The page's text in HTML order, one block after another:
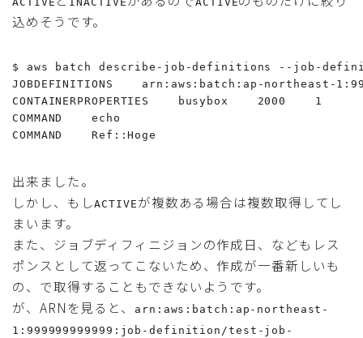
込めそうです。
$ aws batch describe-job-definitions --job-
JOBDEFINITIONS    arn:aws:batch:ap-
CONTAINERPROPERTIES    busybox    2000    1
COMMAND    echo
COMMAND    Ref::Hoge
出来ました。
しかし、もしACTIVE が複数ある場合は複数取得してし
まいます。
また、ジョブディフィニジョンの作成日、などもレス
ポンスとして返ってこないため、作成が一番新しいも
の、で取得することもできないようです。
が、ARNを見ると、
arn:aws:batch:ap-northeast-
1:999999999999:job-definition/test-job-